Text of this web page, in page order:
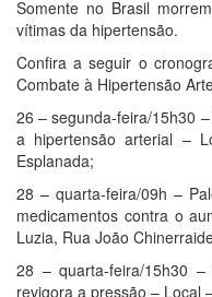
Somente no Brasil
vítimas da hipertensão.
Confira a seguir o
Combate à Hipertensão
26 – segunda-feira/15h30
a hipertensão arterial –
Esplanada;
28 – quarta-feira/09h –
medicamentos contra o
Luzia, Rua João
28 – quarta-feira/15h30
revigora a pressão – Local